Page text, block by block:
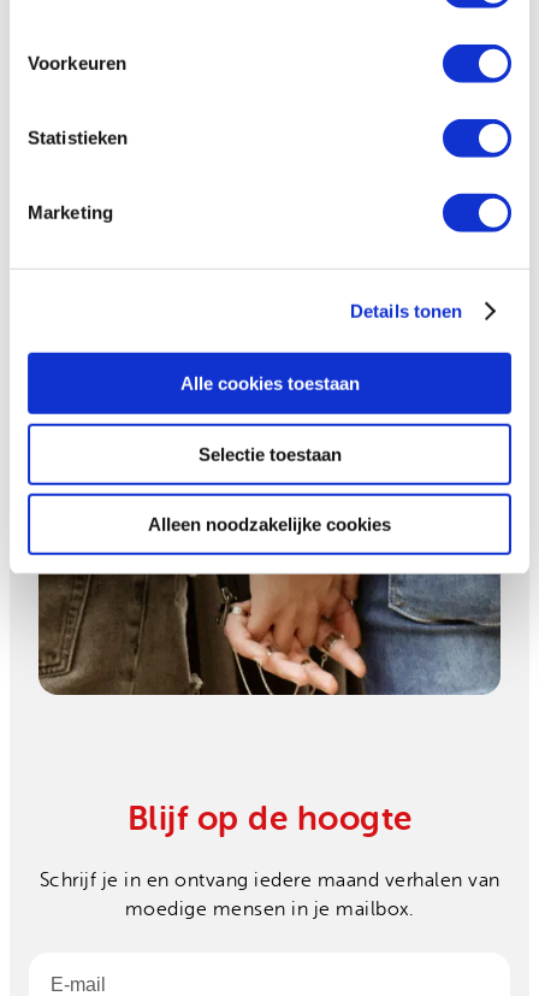
Voorkeuren
Statistieken
Marketing
Details tonen
Alle cookies toestaan
Selectie toestaan
Alleen noodzakelijke cookies
Queer ondernemers in Afrika
De weg naar acceptatie
Blijf op de hoogte
Schrijf je in en ontvang iedere maand verhalen van
moedige mensen in je mailbox.